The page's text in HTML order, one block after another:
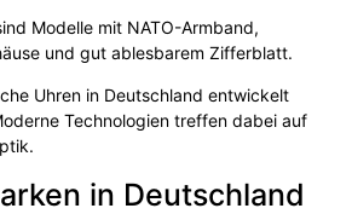
Modelle mit NATO-Armband,
und gut ablesbarem Zifferblatt.
Uhren in Deutschland entwickelt
Technologien treffen dabei auf
in Deutschland